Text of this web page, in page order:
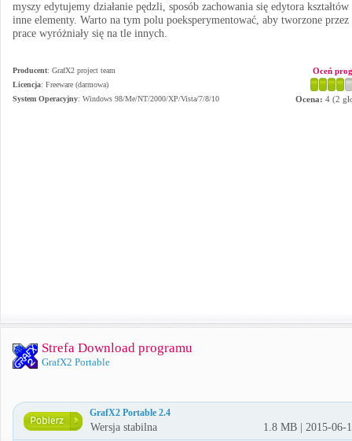
myszy edytujemy działanie pędzli, sposób zachowania się edytora kształtów
inne elementy. Warto na tym polu poeksperymentować, aby tworzone przez
prace wyróżniały się na tle innych.
Producent: GrafX2 project team
Licencja: Freeware (darmowa)
System Operacyjny: Windows 98/Me/NT/2000/XP/Vista/7/8/10
Oceń
Ocena: 4 (2
Strefa Download programu
GrafX2 Portable
GrafX2 Portable 2.4
Wersja stabilna 1.8 MB | 2015-06-